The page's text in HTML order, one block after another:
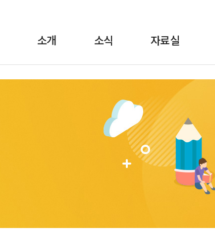
소개
조직도·연
소식
언론에 비친 학비노조
자료실
법률자료